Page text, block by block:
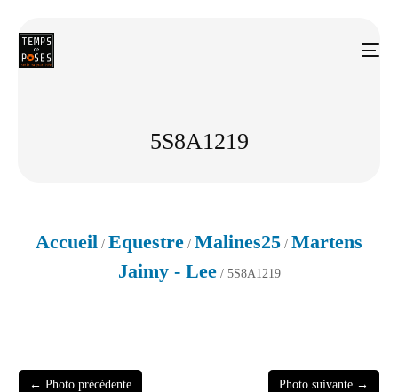
5S8A1219
Accueil / Equestre / Malines25 / Martens
Jaimy - Lee/ 5S8A1219
← Photo précédente Photo suivante →